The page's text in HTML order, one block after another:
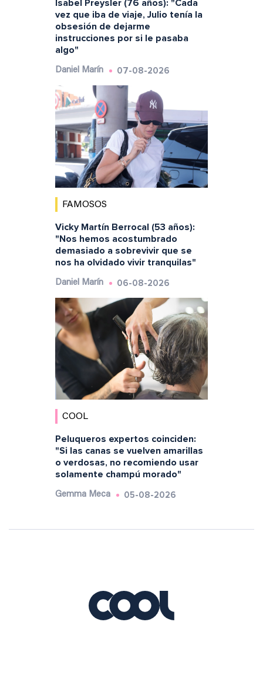
Isabel Preysler (76 años): "Cada
vez que iba de viaje, Julio tenía la
obsesión de dejarme
instrucciones por si le pasaba
algo"
Daniel Marín 07-08-2026
FAMOSOS
Vicky Martín Berrocal (53 años):
"Nos hemos acostumbrado
demasiado a sobrevivir que se
nos ha olvidado vivir tranquilas"
Daniel Marín 06-08-2026
COOL
Peluqueros expertos coinciden:
"Si las canas se vuelven amarillas
o verdosas, no recomiendo usar
solamente champú morado"
Gemma Meca 05-08-2026